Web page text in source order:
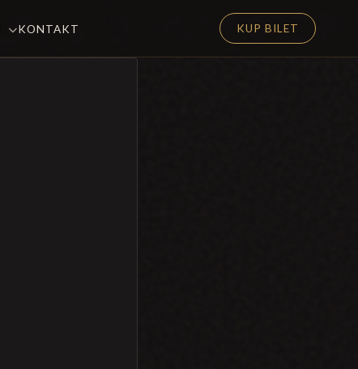
KONTAKT KUP BILET